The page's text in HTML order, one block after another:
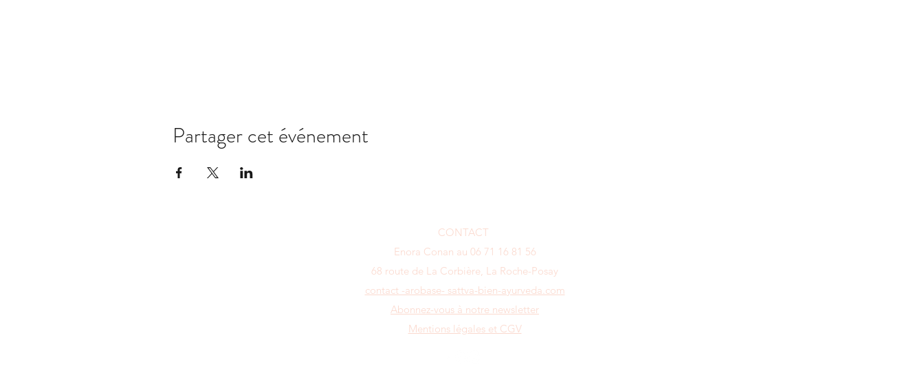
Partager cet événement
CONTACT
Enora Conan au 06 71 16 81 56
68 route de La Corbière, La Roche-Posay
contact -arobase- sattva-bien-ayurveda.com
Abonnez-vous à notre newsletter
Mentions légales et CGV